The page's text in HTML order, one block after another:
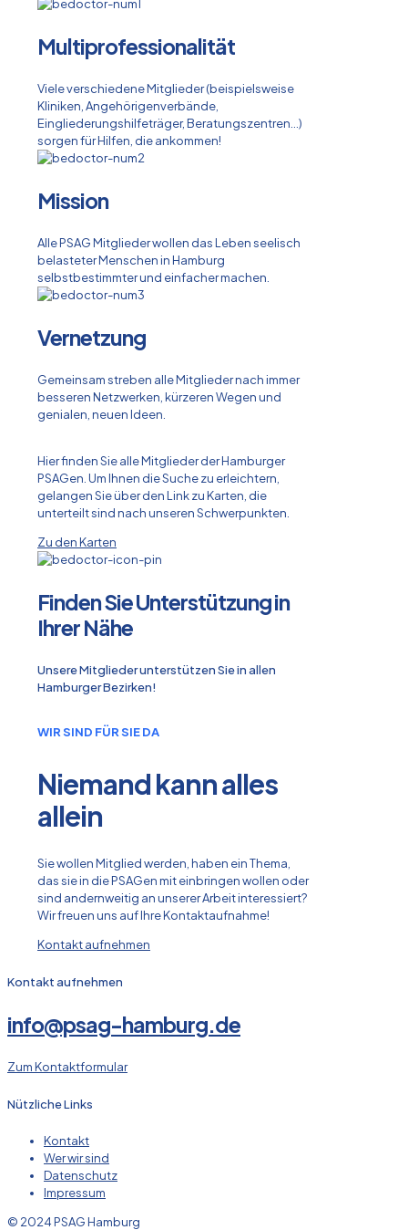
Multiprofessionalität
Viele verschiedene Mitglieder (beispielsweise
Kliniken, Angehörigenverbände,
Eingliederungshilfeträger, Beratungszentren...)
sorgen für Hilfen, die ankommen!
Mission
Alle PSAG Mitglieder wollen das Leben seelisch
belasteter Menschen in Hamburg
selbstbestimmter und einfacher machen.
Vernetzung
Gemeinsam streben alle Mitglieder nach immer
besseren Netzwerken, kürzeren Wegen und
genialen, neuen Ideen.
Hier finden Sie alle Mitglieder der Hamburger
PSAGen. Um Ihnen die Suche zu erleichtern,
gelangen Sie über den Link zu Karten, die
unterteilt sind nach unseren Schwerpunkten.
Zu den Karten
Finden Sie Unterstützung in
Ihrer Nähe
Unsere Mitglieder unterstützen Sie in allen
Hamburger Bezirken!
WIR SIND FÜR SIE DA
Niemand kann alles
allein
Sie wollen Mitglied werden, haben ein Thema,
das sie in die PSAGen mit einbringen wollen oder
sind andernweitig an unserer Arbeit interessiert?
Wir freuen uns auf Ihre Kontaktaufnahme!
Kontakt aufnehmen
Kontakt aufnehmen
info@psag-hamburg.de
Zum Kontaktformular
Nützliche Links
Kontakt
Wer wir sind
Datenschutz
Impressum
© 2024 PSAG Hamburg